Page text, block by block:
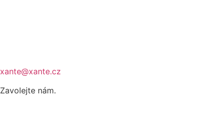
xante@xante.cz
Zavolejte nám.